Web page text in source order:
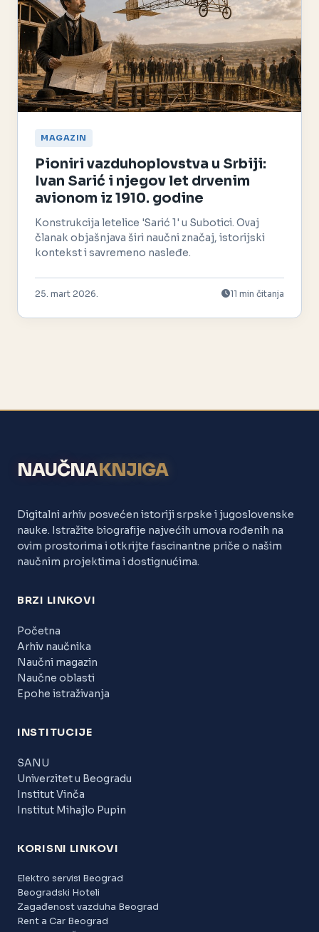
MAGAZIN
Pioniri vazduhoplovstva u Srbiji:
Ivan Sarić i njegov let drvenim
avionom iz 1910. godine
Konstrukcija letelice 'Sarić 1' u Subotici. Ovaj
članak objašnjava širi naučni značaj, istorijski
kontekst i savremeno nasleđe.
25. mart 2026. 11 min čitanja
NAUČNAKNJIGA
Digitalni arhiv posvećen istoriji srpske i jugoslovenske
nauke. Istražite biografije najvećih umova rođenih na
ovim prostorima i otkrijte fascinantne priče o našim
naučnim projektima i dostignućima.
BRZI LINKOVI
Početna
Arhiv naučnika
Naučni magazin
Naučne oblasti
Epohe istraživanja
INSTITUCIJE
SANU
Univerzitet u Beogradu
Institut Vinča
Institut Mihajlo Pupin
KORISNI LINKOVI
Elektro servisi Beograd
Beogradski Hoteli
Zagađenost vazduha Beograd
Rent a Car Beograd